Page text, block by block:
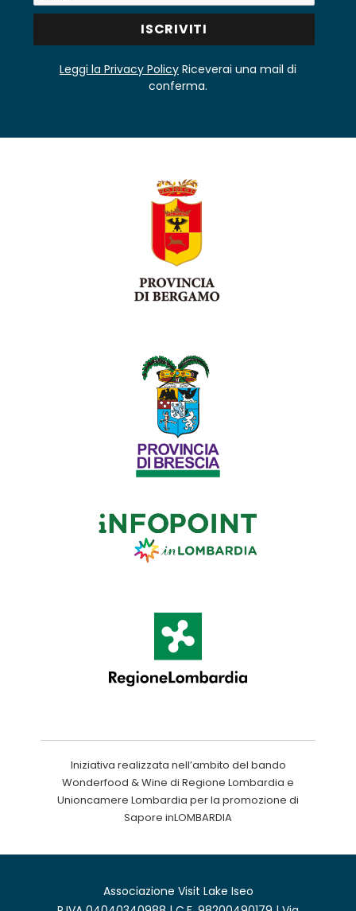
Leggi la Privacy Policy Riceverai una mail di
conferma.
Iniziativa realizzata nell’ambito del bando
Wonderfood & Wine di Regione Lombardia e
Unioncamere Lombardia per la promozione di
Sapore inLOMBARDIA
Associazione Visit Lake Iseo